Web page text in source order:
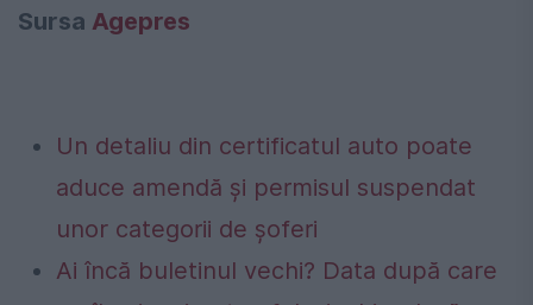
Sursa Agepres
Un detaliu din certificatul auto poate
aduce amendă și permisul suspendat
unor categorii de șoferi
Ai încă buletinul vechi? Data după care